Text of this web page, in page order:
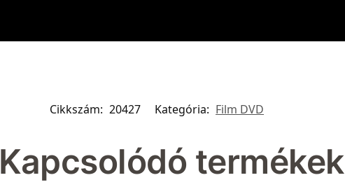
Cikkszám: 20427 Kategória: Film DVD
Kapcsolódó termékek